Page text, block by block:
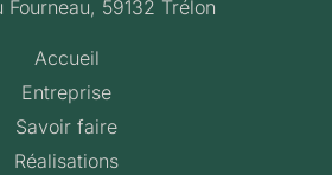
Fourneau, 59132 Trélon
Accueil
Entreprise
Savoir faire
Réalisations